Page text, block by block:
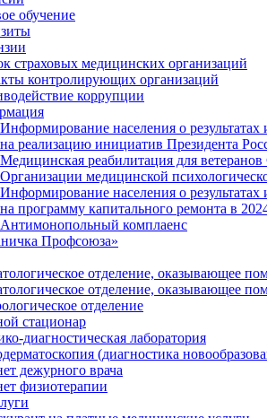
обучение
страховых медицинских организаций
контролирующих организаций
коррупции
Информирование населения о
на реализацию инициатив Президента
Медицинская реабилитация для
Организации медицинской
Информирование населения о
на программу капитального ремонта в
Антимонопольный комплаенс
Профсоюза»
отделение, оказывающее
отделение, оказывающее
отделение
стационар
диагностическая лаборатория
(диагностика
дежурного врача
физиотерапии